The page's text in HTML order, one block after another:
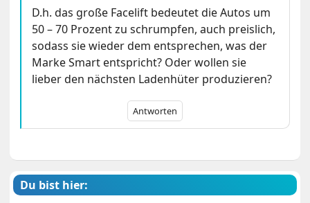
D.h. das große Facelift bedeutet die Autos um
50 – 70 Prozent zu schrumpfen, auch preislich,
sodass sie wieder dem entsprechen, was der
Marke Smart entspricht? Oder wollen sie
lieber den nächsten Ladenhüter produzieren?
Antworten
Du bist hier: